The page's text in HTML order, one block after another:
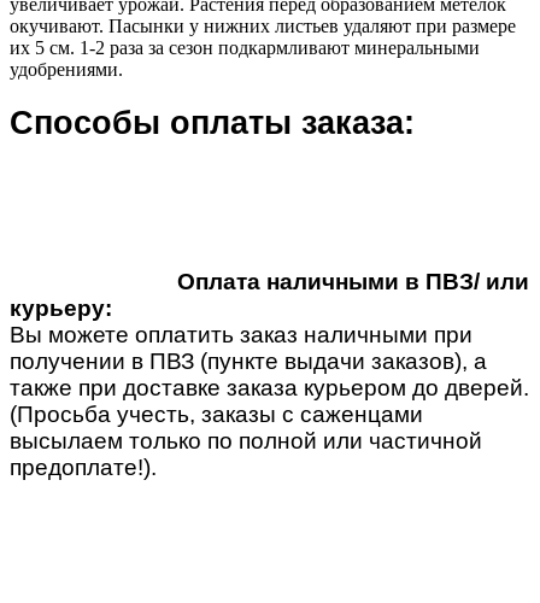
окучивают. Пасынки у нижних листьев удаляют при размере
их 5 см. 1-2 раза за сезон подкармливают минеральными
удобрениями.
Способы оплаты заказа:
Оплата наличными в ПВЗ/ или
курьеру:
Вы можете оплатить заказ наличными при
получении в ПВЗ (пункте выдачи заказов), а
также при доставке заказа курьером до дверей.
(Просьба учесть, заказы с саженцами
высылаем только по полной или частичной
предоплате!).